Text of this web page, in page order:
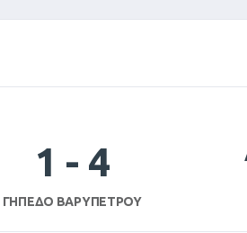
1 - 4
ΓΉΠΕΔΟ ΒΑΡΥΠΈΤΡΟΥ